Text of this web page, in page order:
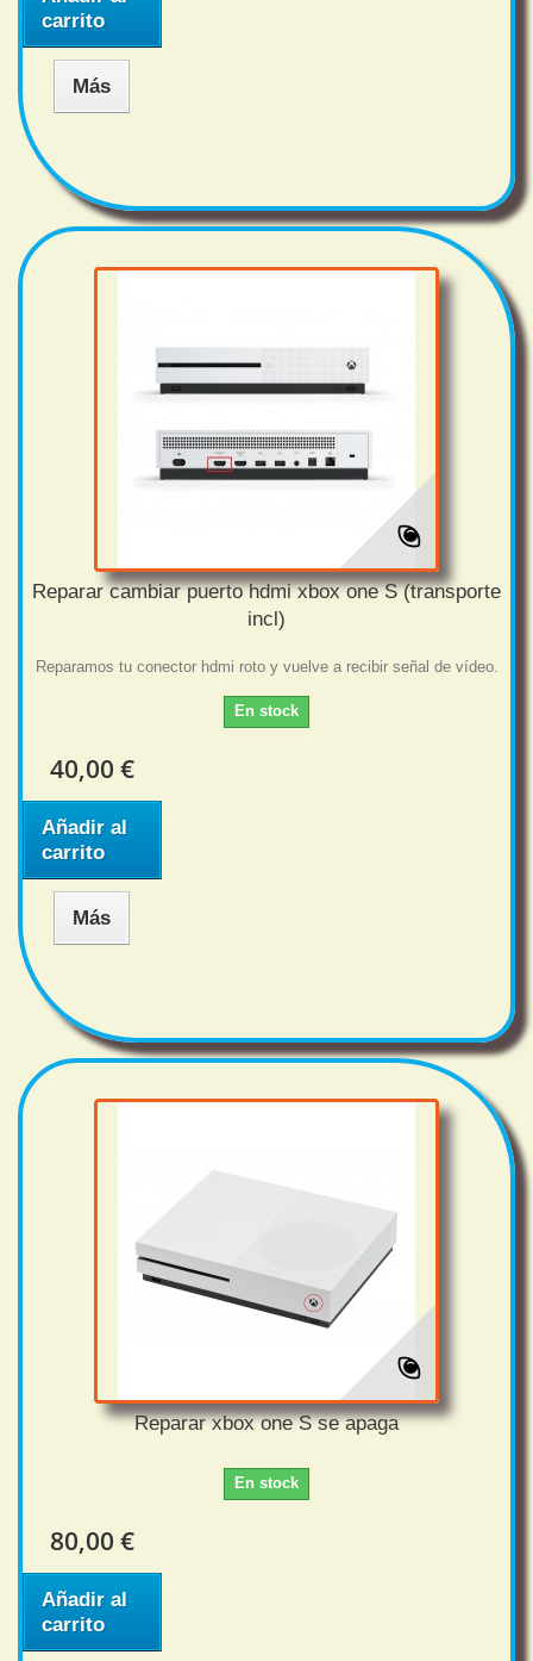
carrito
Más
Reparar cambiar puerto hdmi xbox one S (transporte
incl)
Reparamos tu conector hdmi roto y vuelve a recibir señal de vídeo.
En stock
40,00 €
Añadir al
carrito
Más
Reparar xbox one S se apaga
En stock
80,00 €
Añadir al
carrito